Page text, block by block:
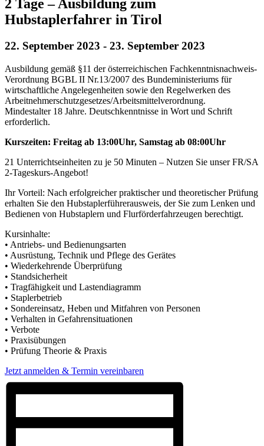
2 Tage – Ausbildung zum
Hubstaplerfahrer in Tirol
22. September 2023 - 23. September 2023
Ausbildung gemäß §11 der österreichischen Fachkenntnisnachweis-
Verordnung BGBL II Nr.13/2007 des Bundeministeriums für
wirtschaftliche Angelegenheiten sowie den Regelwerken des
Arbeitnehmerschutzgesetzes/Arbeitsmittelverordnung.
Mindestalter 18 Jahre. Deutschkenntnisse in Wort und Schrift
erforderlich.
Kurszeiten: Freitag ab 13:00Uhr, Samstag ab 08:00Uhr
21 Unterrichtseinheiten zu je 50 Minuten – Nutzen Sie unser FR/SA
2-Tageskurs-Angebot!
Ihr Vorteil: Nach erfolgreicher praktischer und theoretischer Prüfung
erhalten Sie den Hubstaplerführerausweis, der Sie zum Lenken und
Bedienen von Hubstaplern und Flurförderfahrzeugen berechtigt.
Kursinhalte:
• Antriebs- und Bedienungsarten
• Ausrüstung, Technik und Pflege des Gerätes
• Wiederkehrende Überprüfung
• Standsicherheit
• Tragfähigkeit und Lastendiagramm
• Staplerbetrieb
• Sondereinsatz, Heben und Mitfahren von Personen
• Verhalten in Gefahrensituationen
• Verbote
• Praxisübungen
• Prüfung Theorie & Praxis
Jetzt anmelden & Termin vereinbaren